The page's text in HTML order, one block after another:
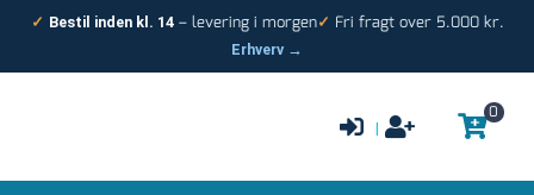
✓ Bestil inden kl. 14– levering i morgen✓ Fri fragt over 5.000 kr.
Erhverv →
|
0